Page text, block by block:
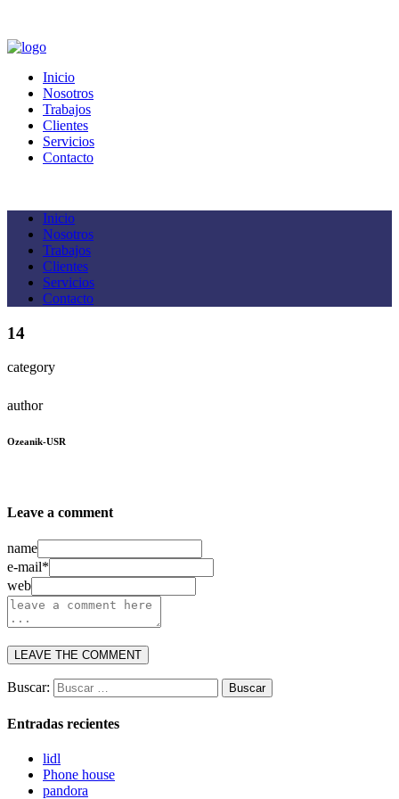
Inicio
Nosotros
Trabajos
Clientes
Servicios
Contacto
Inicio
Nosotros
Trabajos
Clientes
Servicios
Contacto
14
category
author
Ozeanik-USR
Leave a comment
name
e-mail*
web
Buscar:
Entradas recientes
lidl
Phone house
pandora